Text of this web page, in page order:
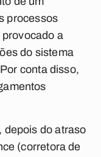
processos
a
do sistema
conta disso,
depois do atraso
(corretora de